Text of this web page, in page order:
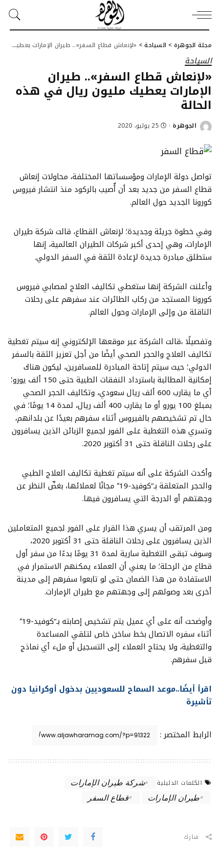
مجلة الجوهرة > السياحة> «لإنعاش قطاع السفر».. طيران الإمارات يعطيك مليون ريال في هذه الحالة
السياحة
«لإنعاش قطاع السفر».. طيران
الإمارات يعطيك مليون ريال في هذه
الحالة
Posted
الجوهرة 25 يوليو، 2020
تواصل دولة الإمارات ومؤسساتها المختلفة، محاولات إنعاش
قطاع السفر من جديد بعد أن أٌصيب بالركود منذ انتشار فيروس
كورونا الجديد حول العالم.
وفي خطوة جريئة وجديدة؛ لإنعاش القطاع، قالت شركة طيران
الإمارات، وهي إحدى أكبر شركات الطيران العالمية، إنها
ستطلق مبادرة جديدة لإعادة الثقة في السفر الدولي.
وأعلنت الشركة إنها ستغطي تكاليف العلاج لمصابي فيروس
كورونا المستجد من ركاب الطائرات عند سفرهم على رحلات
الناقلة من وإلى الإمارات وحول العالم.
وتفصيلًا ،قالت الشركة عبر موقعها الإلكتروني إنه سيتم تغطية
تكاليف العلاج والحجر الصحي أيضًا من أجل تعزيز الثقة بالسفر
الدولي؛ حيث سيتم إتاحة المبادرة للمسافرين، ليكون هناك
إمكانية المطالبة باسترداد النفقات الطبية حتى 150 ألف يورو؛
أي ما يقارب 600 ألف ريال سعودي، وتكاليف الحجر الصحي
بمبلغ 100 يورو أو ما يقارب 400 ألف ريال، لمدة 14 يومًا؛ في
حال تم تشخيصهم بالفيروس أثناء سفرهم بعيدًا عن بلدانهم،
وتسري هذه التغطية على الفور لجميع الزبائن الذين يسافرون
على رحلات الناقلة حتى 31 أكتوبر 2020.
وأكدت الشركة على أنه سيتم تغطية تكاليف العلاج الطبي
والحجر المتعلقة بـ”كوفيد-19″ مجانًا لعملائها، بغضّ النظر عن
وجهتهم أو الدرجة التي يسافرون فيها.
ومن المرتقب أن يسري هذا القرار على الفور لجميع المتعاملين
الذين يسافرون على رحلات الناقلة حتى 31 أكتوبر 2020،
وسوف تبقى التغطية سارية لمدة 31 يومًا بدءًا من سفر أول
قطاع من الرحلة؛ ما يعني أن العملاء يمكنهم الاستمرار في
الاستفادة من هذا الضمان حتى لو تابعوا سفرهم إلى مدينة
أخرى بعد وصولهم إلى وجهتهم مع طيران الإمارات.
وأوضحت أنه على أي عميل يتم تشخيص إصابته بـ”كوفيد-19″
أثناء سفره الاتصال بخط ساخن خاص لتلقي المساعدة
والتغطية، ولا يحتاج العملاء إلى التسجيل أو ملء أي نماذج
قبل سفرهم.
اقرأ أيضًا..موعد السماح للسعوديين بدخول أوكرانيا دون
تأشيرة
الرابط المختصر :
الكلمات الدليلية
شركة طيران الإمارات
طيران الإمارات
قطاع السفر
شارك